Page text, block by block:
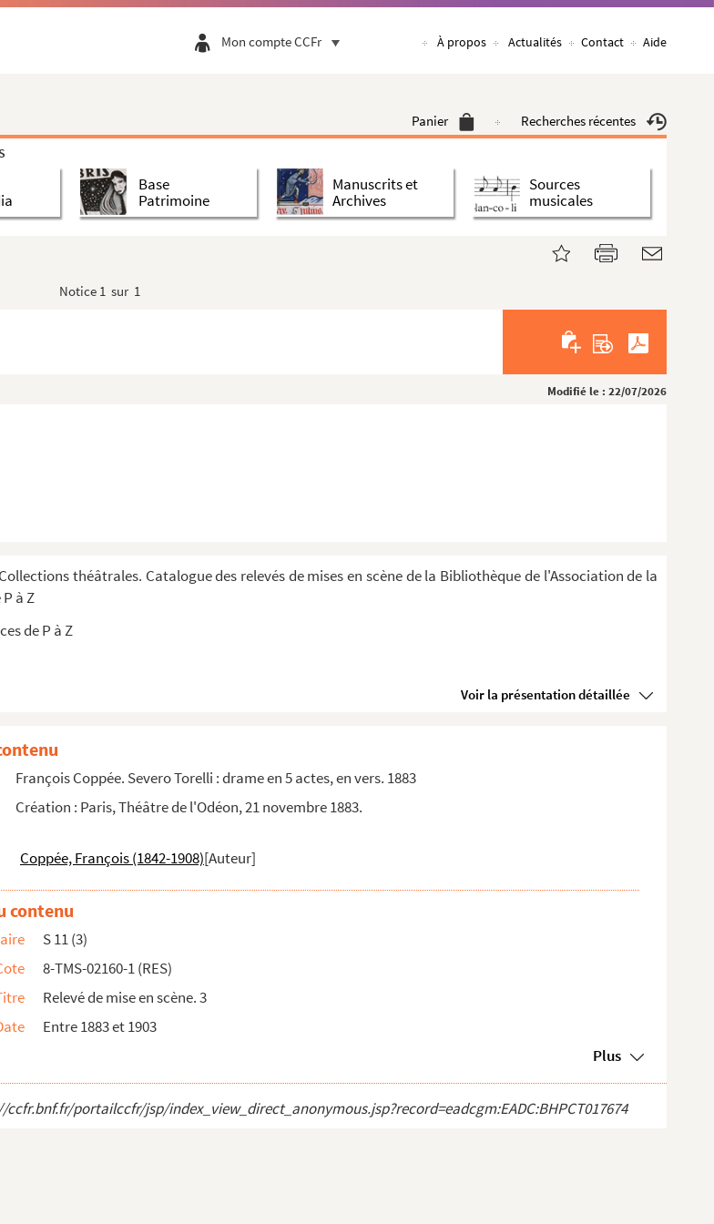
Mon compte CCFr À propos Actualités Contact Aide
Panier Recherches récentes
Base
Patrimoine
Manuscrits et
Archives
Sources
musicales
Notice 1 sur 1
Modifié le : 22/07/2026
théâtrales. Catalogue des relevés de mises en scène de la Bibliothèque de l'Association de la
à Z
de P à Z
Voir la présentation détaillée
en 3 actes. 1922
Wallace. 1931
de piano, paroles de François Coppée
1871
François Coppée. Severo Torelli : drame en 5 actes, en vers. 1883
Création : Paris, Théâtre de l'Odéon, 21 novembre 1883.
Coppée, François (1842-1908)[Auteur]
contenu
S 11 (3)
8-TMS-02160-1 (RES)
Relevé de mise en scène. 3
Entre 1883 et 1903
Plus
portailccfr/jsp/index_view_direct_anonymous.jsp?record=eadcgm:EADC:BHPCT017674